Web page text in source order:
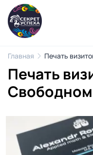
Главная Печать
Печать
Свободном